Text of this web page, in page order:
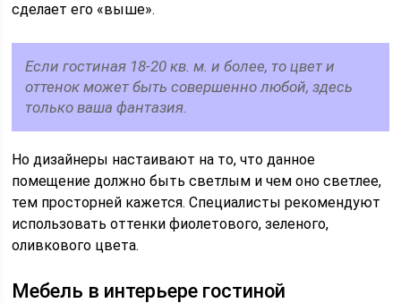
сделает его «выше».
Если гостиная 18-20 кв. м. и более, то цвет и
оттенок может быть совершенно любой, здесь
только ваша фантазия.
Но дизайнеры настаивают на то, что данное
помещение должно быть светлым и чем оно светлее,
тем просторней кажется. Специалисты рекомендуют
использовать оттенки фиолетового, зеленого,
оливкового цвета.
Мебель в интерьере гостиной